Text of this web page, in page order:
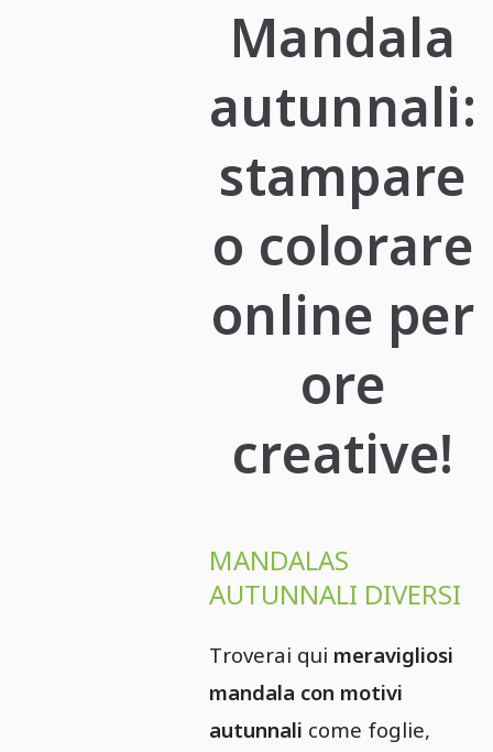
Mandala
autunnali:
stampare
o colorare
online per
ore
creative!
MANDALAS
AUTUNNALI DIVERSI
Troverai qui meravigliosi
mandala con motivi
autunnali come foglie,